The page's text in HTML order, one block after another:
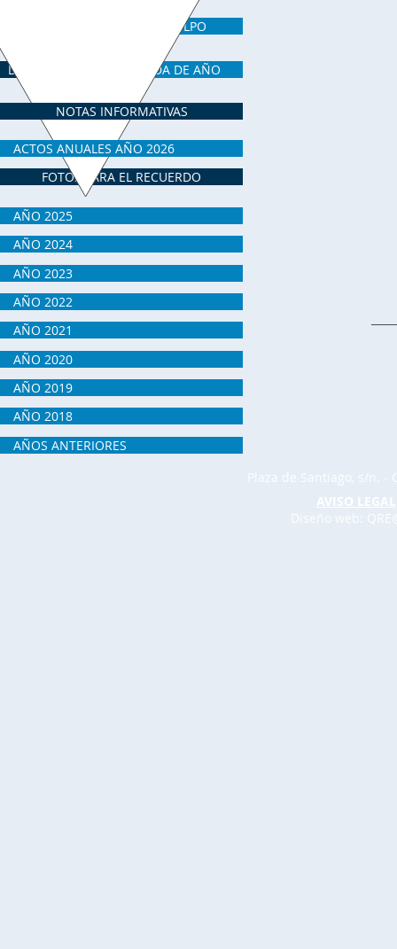
AÑOS ANTERIORES
DICIEMBRE
DÍA DEL PULPO
DESPEDIDA DE AÑO
FOTOS PARA EL RECUERDO
NOTAS INFORMATIVAS
AÑO 2023
AÑO 2018
AÑO 2019
AÑO 2020
AÑO 2021
AÑO 2022
ACTOS ANUALES AÑO 2026
AÑO 2024
AÑO 2025
Plaza de Santiago, s/n. -
AVISO LEGAL
Diseño web: